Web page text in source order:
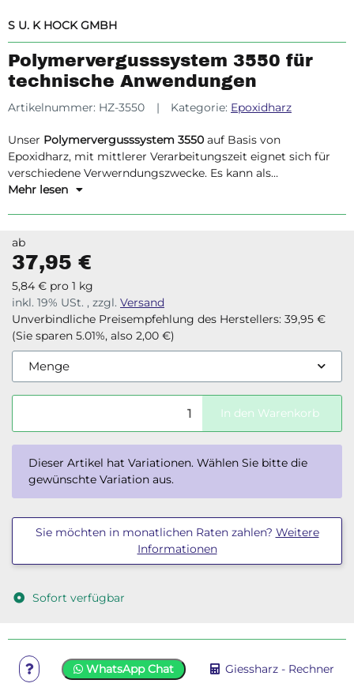
S U. K HOCK GMBH
Polymervergusssystem 3550 für
technische Anwendungen
Artikelnummer: HZ-3550 Kategorie: Epoxidharz
Unser Polymervergusssystem 3550 auf Basis von
Epoxidharz, mit mittlerer Verarbeitungszeit eignet sich für
verschiedene Verwerndungszwecke. Es kann als
Reperaturmasse für Kunstgegenstände sowie für den
verschiedenen Farbpasten einfärben.
Mehr lesen
ab
37,95 €
5,84 € pro 1 kg
inkl. 19% USt. , zzgl. Versand
Unverbindliche Preisempfehlung des Herstellers: 39,95 €
(Sie sparen 5.01%, also 2,00 €)
Menge
In den Warenkorb
x
Dieser Artikel hat Variationen. Wählen Sie bitte die
gewünschte Variation aus.
Sie möchten in monatlichen Raten zahlen? Weitere
Informationen
Sofort verfügbar
WhatsApp Chat Giessharz - Rechner